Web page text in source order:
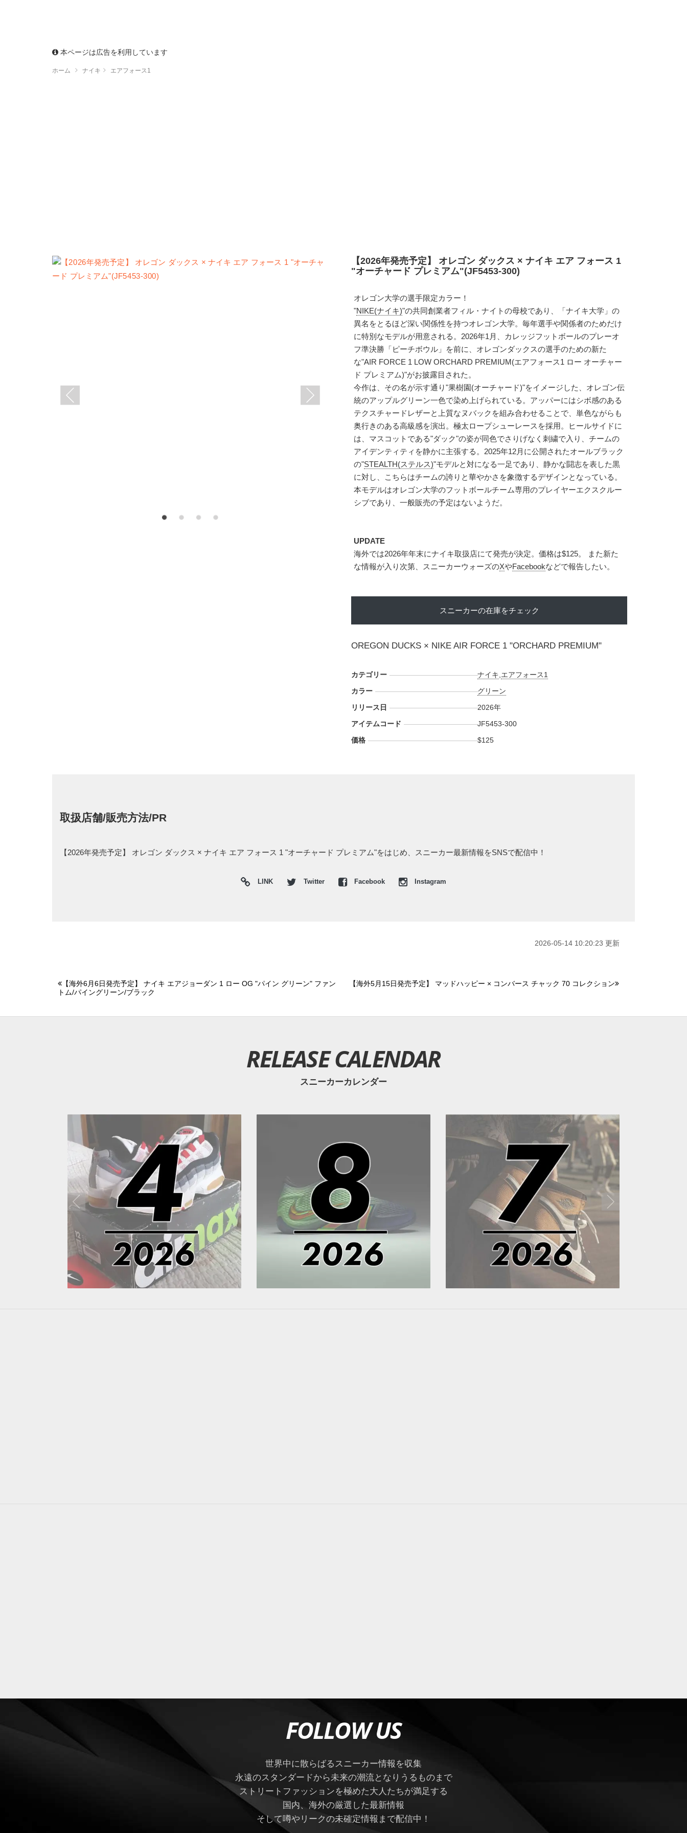
本ページは広告を利用しています
ホーム ナイキ エアフォース1
【2026年発売予定】 オレゴン ダックス × ナイキ エア フォース 1
"オーチャード プレミアム"(JF5453-300)
オレゴン大学の選手限定カラー！
"NIKE(ナイキ)"の共同創業者フィル・ナイトの母校であり、「ナイキ大学」の
異名をとるほど深い関係性を持つオレゴン大学。毎年選手や関係者のためだけ
に特別なモデルが用意される。2026年1月、カレッジフットボールのプレーオ
フ準決勝「ピーチボウル」を前に、オレゴンダックスの選手のための新た
な"AIR FORCE 1 LOW ORCHARD PREMIUM(エアフォース1 ロー オーチャー
ド プレミアム)"がお披露目された。
今作は、その名が示す通り"果樹園(オーチャード)"をイメージした、オレゴン伝
統のアップルグリーン一色で染め上げられている。アッパーにはシボ感のある
テクスチャードレザーと上質なヌバックを組み合わせることで、単色ながらも
奥行きのある高級感を演出。極太ロープシューレースを採用。ヒールサイドに
は、マスコットである"ダック"の姿が同色でさりげなく刺繍で入り、チームの
アイデンティティを静かに主張する。2025年12月に公開されたオールブラック
の"STEALTH(ステルス)"モデルと対になる一足であり、静かな闘志を表した黒
に対し、こちらはチームの誇りと華やかさを象徴するデザインとなっている。
本モデルはオレゴン大学のフットボールチーム専用のプレイヤーエクスクルー
シブであり、一般販売の予定はないようだ。
UPDATE
海外では2026年年末にナイキ取扱店にて発売が決定。価格は$125。 また新た
な情報が入り次第、スニーカーウォーズのXやFacebookなどで報告したい。
スニーカーの在庫をチェック
OREGON DUCKS × NIKE AIR FORCE 1 "ORCHARD PREMIUM"
カテゴリー ナイキ エアフォース1
カラー
グリーン
リリース日
2026年
アイテムコード
JF5453-300
価格
$125
取扱店舗/販売方法/PR
【2026年発売予定】 オレゴン ダックス × ナイキ エア フォース 1 "オーチャード プレミアム"をはじめ、スニーカー最新情報をSNSで配信中！
LINK Twitter Facebook Instagram
2026-05-14 10:20:23 更新
【海外6月6日発売予定】 ナイキ エアジョーダン 1 ロー OG "パイン グリーン" ファン
トム/パイングリーン/ブラック
【海外5月15日発売予定】 マッドハッピー × コンバース チャック 70 コレクション
RELEASE CALENDAR
スニーカーカレンダー
FOLLOW US
世界中に散らばるスニーカー情報を収集
永遠のスタンダードから未来の潮流となりうるものまで
ストリートファッションを極めた大人たちが満足する
国内、海外の厳選した最新情報
そして噂やリークの未確定情報まで配信中！